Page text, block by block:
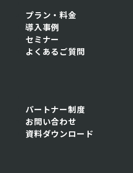
プラン・料金
導入事例
セミナー
よくあるご質問
パートナー制度
お問い合わせ
資料ダウンロード